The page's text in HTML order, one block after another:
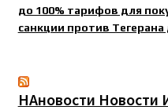
до 100% тарифов для
санкции против Тегерана
НАновости Новости